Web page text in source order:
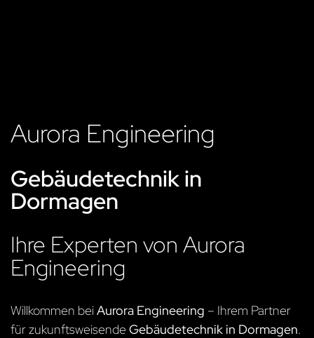
Aurora Engineering
Gebäudetechnik in
Dormagen
Ihre Experten von Aurora
Engineering
Willkommen beiAurora Engineering – Ihrem Partner
für zukunftsweisendeGebäudetechnik in Dormagen.